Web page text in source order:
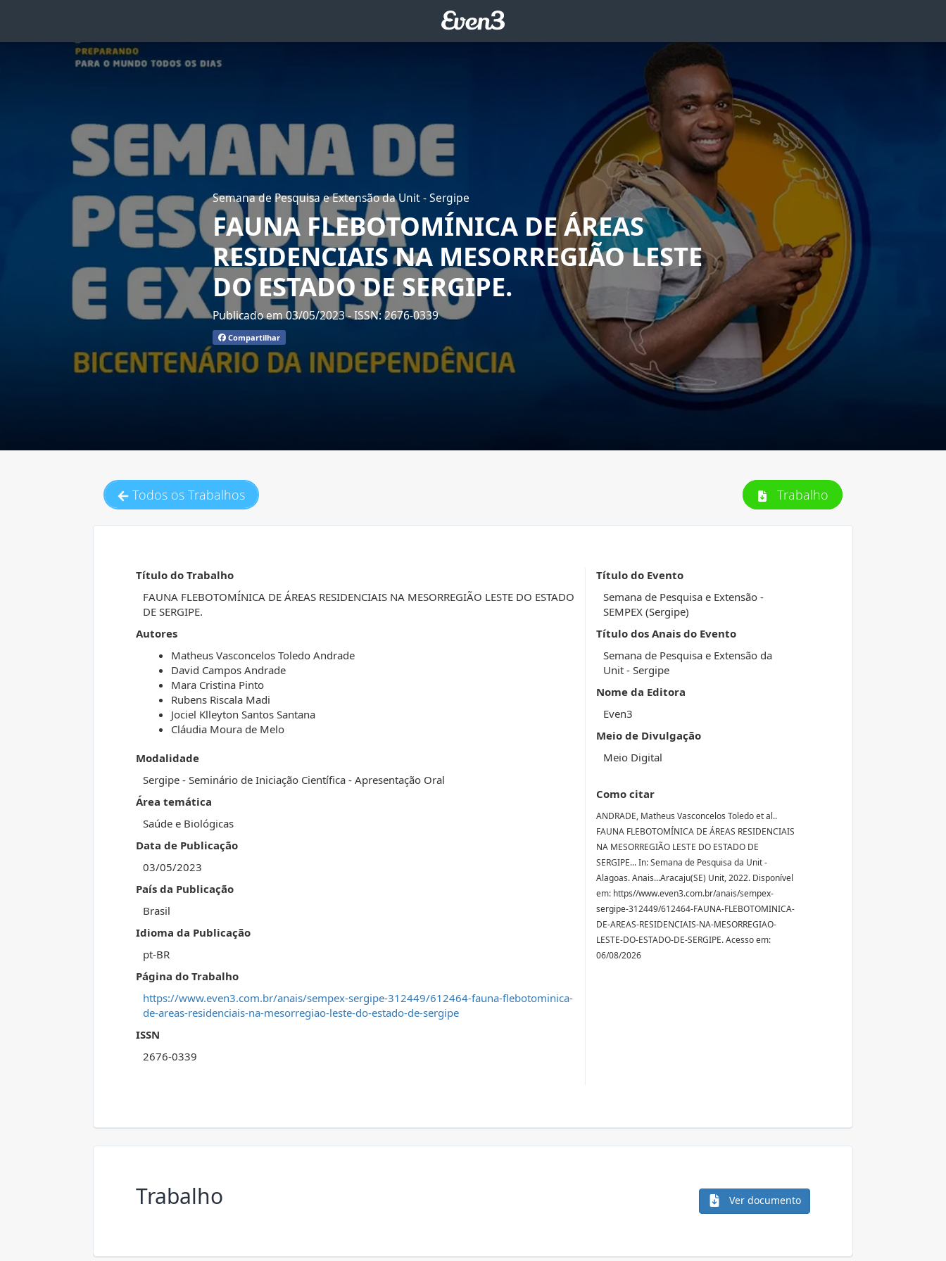
Semana de Pesquisa e Extensão da Unit - Sergipe
FAUNA FLEBOTOMÍNICA DE ÁREAS
RESIDENCIAIS NA MESORREGIÃO LESTE
DO ESTADO DE SERGIPE.
Publicado em 03/05/2023- ISSN: 2676-0339
Compartilhar
Todos os Trabalhos Trabalho
Título do Trabalho
FAUNA FLEBOTOMÍNICA DE ÁREAS RESIDENCIAIS NA MESORREGIÃO LESTE DO ESTADO
DE SERGIPE.
Autores
Matheus Vasconcelos Toledo Andrade
David Campos Andrade
Mara Cristina Pinto
Rubens Riscala Madi
Jociel Klleyton Santos Santana
Cláudia Moura de Melo
Modalidade
Sergipe - Seminário de Iniciação Científica - Apresentação Oral
Área temática
Saúde e Biológicas
Data de Publicação
03/05/2023
País da Publicação
Brasil
Idioma da Publicação
pt-BR
Página do Trabalho
https://www.even3.com.br/anais/sempex-sergipe-312449/612464-fauna-flebotominica-
de-areas-residenciais-na-mesorregiao-leste-do-estado-de-sergipe
ISSN
2676-0339
Título do Evento
Semana de Pesquisa e Extensão -
SEMPEX (Sergipe)
Título dos Anais do Evento
Semana de Pesquisa e Extensão da
Unit - Sergipe
Nome da Editora
Even3
Meio de Divulgação
Meio Digital
Como citar
ANDRADE, Matheus Vasconcelos Toledo et al..
FAUNA FLEBOTOMÍNICA DE ÁREAS RESIDENCIAIS
NA MESORREGIÃO LESTE DO ESTADO DE
SERGIPE... In: Semana de Pesquisa da Unit -
Alagoas. Anais...Aracaju(SE) Unit, 2022. Disponível
em: https//www.even3.com.br/anais/sempex-
sergipe-312449/612464-FAUNA-FLEBOTOMINICA-
DE-AREAS-RESIDENCIAIS-NA-MESORREGIAO-
LESTE-DO-ESTADO-DE-SERGIPE. Acesso em:
06/08/2026
Trabalho Ver documento